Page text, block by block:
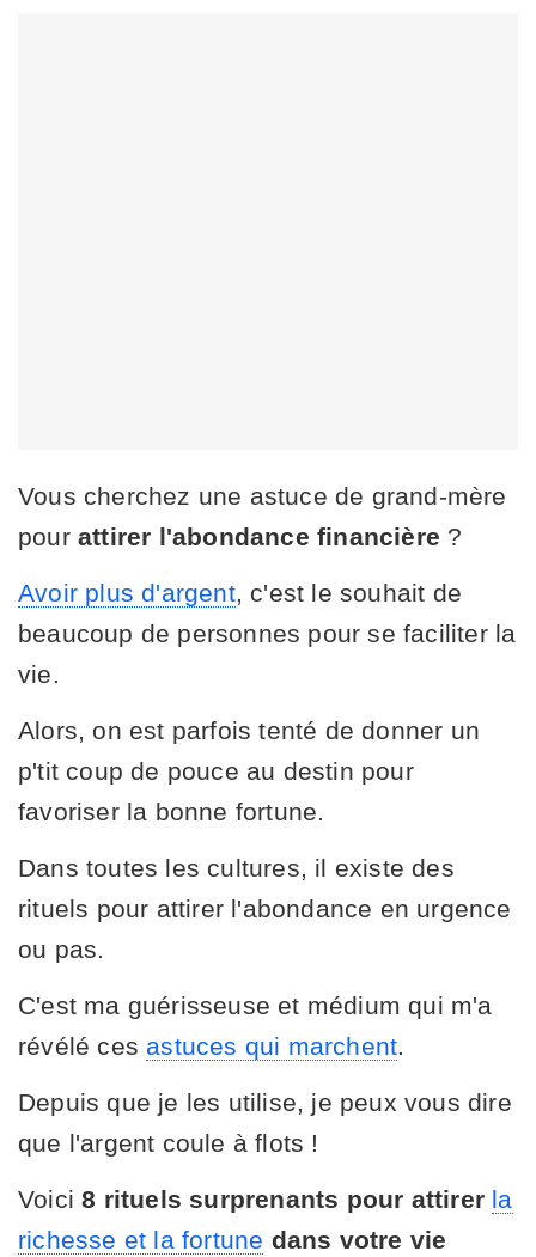
Vous cherchez une astuce de grand-mère
pour attirer l'abondance financière ?
Avoir plus d'argent, c'est le souhait de
beaucoup de personnes pour se faciliter la
vie.
Alors, on est parfois tenté de donner un
p'tit coup de pouce au destin pour
favoriser la bonne fortune.
Dans toutes les cultures, il existe des
rituels pour attirer l'abondance en urgence
ou pas.
C'est ma guérisseuse et médium qui m'a
révélé ces astuces qui marchent
Depuis que je les utilise, je peux vous dire
que l'argent coule à flots !
Voici8 rituels surprenants pour attirer la
richesse et la fortune dans votre vie